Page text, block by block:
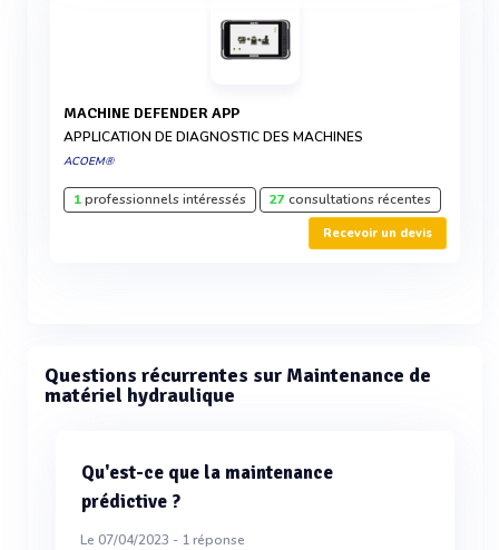
MACHINE DEFENDER APP
APPLICATION DE DIAGNOSTIC DES MACHINES
ACOEM®
1professionnels intéressés 27consultations récentes
Recevoir un devis
Questions récurrentes sur Maintenance de
matériel hydraulique
Qu'est-ce que la maintenance
prédictive ?
Le 07/04/2023 - 1réponse